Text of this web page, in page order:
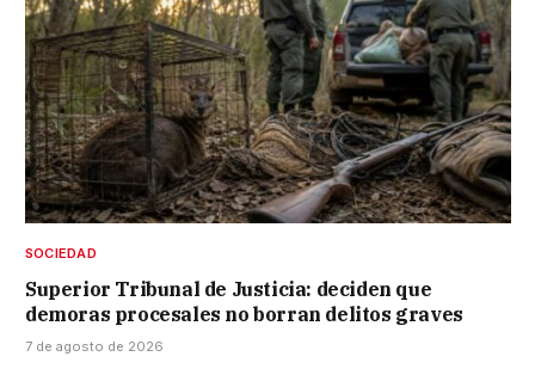
SOCIEDAD
Superior Tribunal de Justicia: deciden que
demoras procesales no borran delitos graves
7 de agosto de 2026